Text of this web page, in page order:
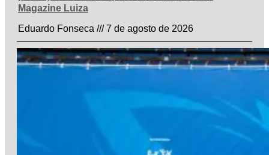
Magazine Luiza
Eduardo Fonseca
7 de agosto de 2026